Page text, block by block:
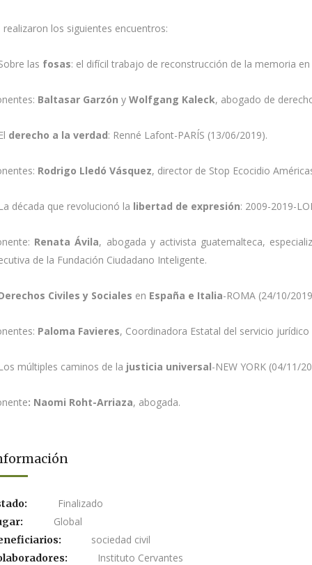
realizaron los siguientes encuentros:
las fosas: el difícil trabajo de reconstrucción de la memoria en
Baltasar Garzón y Wolfgang Kaleck, abogado de
derecho a la verdad: Renné Lafont-PARÍS (13/06/2019).
Rodrigo Lledó Vásquez, director de Stop Ecocidio
década que revolucionó la libertad de expresión: 2009-2019-
Renata Ávila, abogada y activista guatemalteca,
de la Fundación Ciudadano Inteligente.
Civiles y Sociales en España e Italia-ROMA (24/10/
Paloma Favieres, Coordinadora Estatal del servicio
múltiples caminos de la justicia universal-NEW YORK (04/11/
: Naomi Roht-Arriaza, abogada.
Finalizado
Global
sociedad civil
Instituto Cervantes